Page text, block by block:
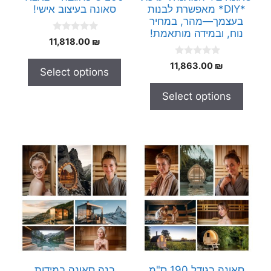
*DIY* מאפשרת לבנות
בעצמך—מהר, במחיר
נוח, ובמידה מותאמת!
0
o
o
5
11,863.00 ₪
Select options
סאונה בעיצוב אישי!
0
o
o
5
11,818.00 ₪
Select options